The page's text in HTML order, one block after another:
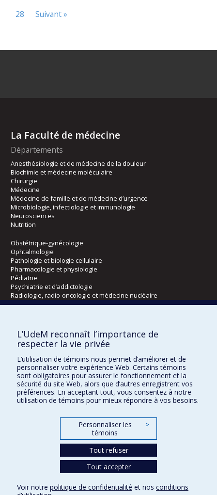
28
Suivant »
La Faculté de médecine
Départements
Anesthésiologie et de médecine de la douleur
Biochimie et médecine moléculaire
Chirurgie
Médecine
Médecine de famille et de médecine d’urgence
Microbiologie, infectiologie et immunologie
Neurosciences
Nutrition
Obstétrique-gynécologie
Ophtalmologie
Pathologie et biologie cellulaire
Pharmacologie et physiologie
Pédiatrie
Psychiatrie et d’addictologie
Radiologie, radio-oncologie et médecine nucléaire
Kinésiologie et des sciences de l’activité physique
Orthophonie et audiologie
Réadaptation
Directions
DPC
CPASS
L’UdeM reconnaît l’importance de
respecter la vie privée
L’utilisation de témoins nous permet d’améliorer et de
personnaliser votre expérience Web. Certains témoins
sont obligatoires pour assurer le fonctionnement et la
sécurité du site Web, alors que d’autres enregistrent vos
préférences. En acceptant tout, vous consentez à notre
utilisation de témoins pour mieux répondre à vos besoins.
Personnaliser les
témoins
>
Tout refuser
Tout accepter
Voir notre politique de confidentialité et nos conditions